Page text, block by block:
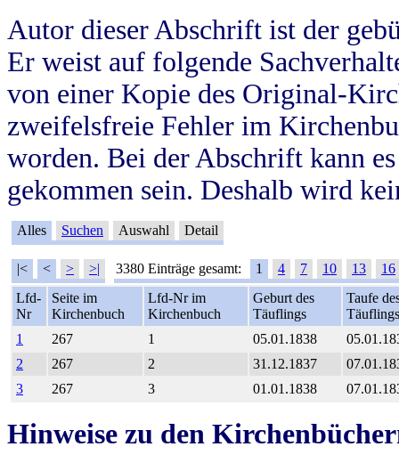
Autor dieser Abschrift ist der
Er weist auf folgende
von einer Kopie des Original-
zweifelsfreie Fehler im
worden. Bei der Abschrift kann
gekommen sein. Deshalb wird
Alles Suchen Auswahl Detail
|< < > >| 3380 Einträge gesamt: 1 4 7 10 13
16
Lfd-
Nr
Seite im
Kirchenbuch
Lfd-Nr im
Kirchenbuch
Geburt des
Täuflings
Taufe
Täuflings
1
267 1 05.01.1838
2
267 2 31.12.1837
3
267 3 01.01.1838
Hinweise zu den